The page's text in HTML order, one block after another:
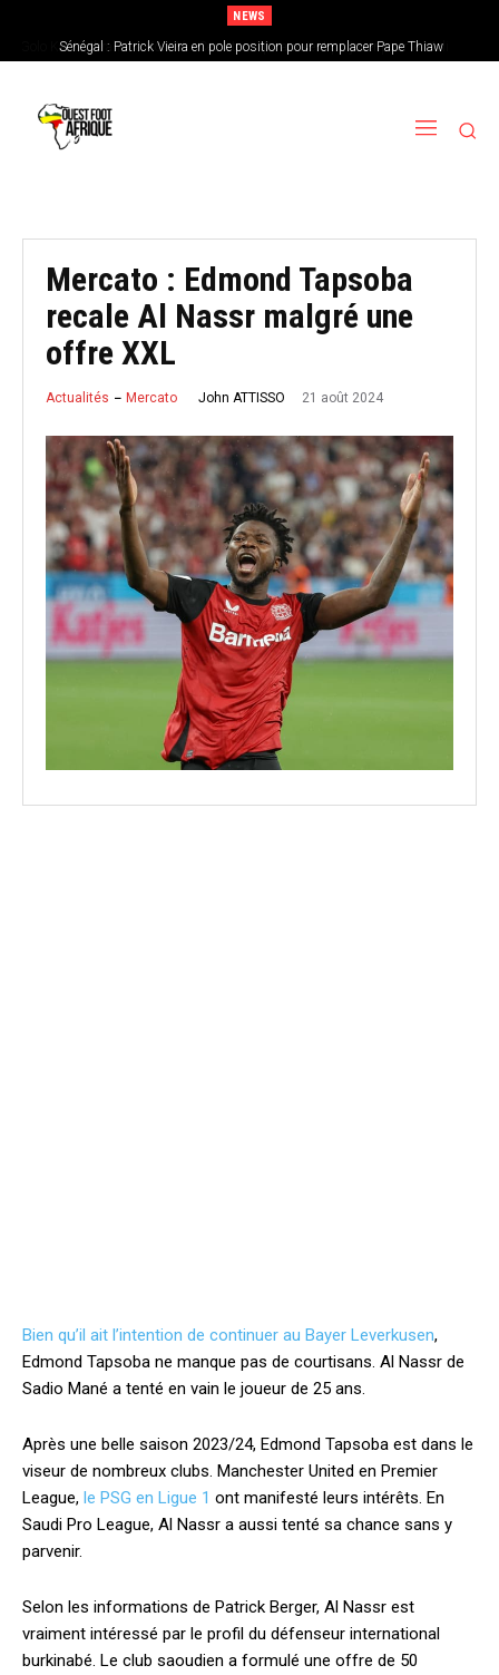
NEWS
Sénégal : Patrick Vieira en pole position pour remplacer Pape Thiaw
Mercato : Edmond Tapsoba
recale Al Nassr malgré une
offre XXL
Actualités Mercato John ATTISSO 21 août 2024
Bien qu’il ait l’intention de continuer au Bayer Leverkusen,
Edmond Tapsoba ne manque pas de courtisans. Al Nassr de
Sadio Mané a tenté en vain le joueur de 25 ans.
Après une belle saison 2023/24, Edmond Tapsoba est dans le
viseur de nombreux clubs. Manchester United en Premier
League, le PSG en Ligue 1 ont manifesté leurs intérêts. En
Saudi Pro League, Al Nassr a aussi tenté sa chance sans y
parvenir.
Selon les informations de Patrick Berger, Al Nassr est
vraiment intéressé par le profil du défenseur international
burkinabé. Le club saoudien a formulé une offre de 50